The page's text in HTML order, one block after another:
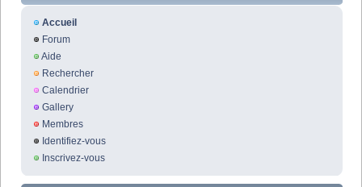
Accueil
Forum
Aide
Rechercher
Calendrier
Gallery
Membres
Identifiez-vous
Inscrivez-vous